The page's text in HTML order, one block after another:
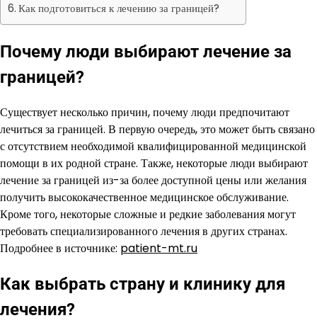
Как подготовиться к лечению за границей?
Почему люди выбирают лечение за
границей?
Существует несколько причин, почему люди предпочитают
лечиться за границей. В первую очередь, это может быть связано
с отсутствием необходимой квалифицированной медицинской
помощи в их родной стране. Также, некоторые люди выбирают
лечение за границей из-за более доступной цены или желания
получить высококачественное медицинское обслуживание.
Кроме того, некоторые сложные и редкие заболевания могут
требовать специализированного лечения в других странах.
Подробнее в источнике: patient-mt.ru
Как выбрать страну и клинику для
лечения?